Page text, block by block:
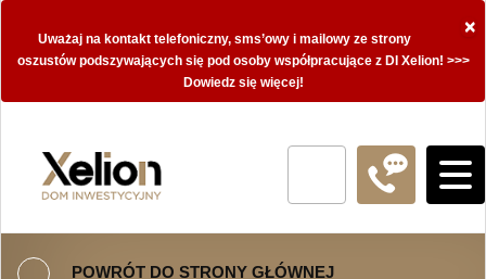
×
Uważaj na kontakt telefoniczny, sms’owy i mailowy ze strony
oszustów podszywających się pod osoby współpracujące z DI Xelion! >>>
Dowiedz się więcej!
POWRÓT DO STRONY GŁÓWNEJ